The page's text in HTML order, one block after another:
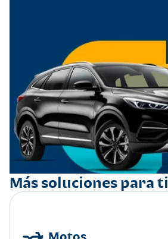
Más soluciones para ti